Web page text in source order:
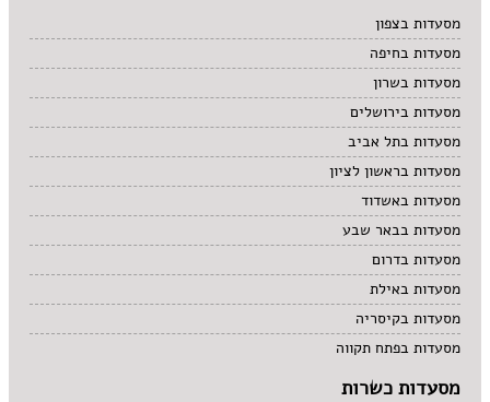
מרקים
מתוקים
סיני
סנדוויץ' בר
פאב
מסעדות בצפון
מסעדות בחיפה
מסעדות בשרון
מסעדות בירושלים
מסעדות בתל אביב
מסעדות בראשון לציון
מסעדות באשדוד
מסעדות בבאר שבע
מסעדות בדרום
מסעדות באילת
מסעדות בקיסריה
מסעדות בפתח תקווה
מסעדות כשרות